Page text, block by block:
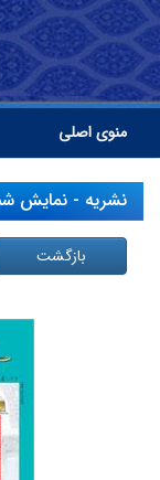
منوی اصلی
نشریه - نمایش
بازگشت